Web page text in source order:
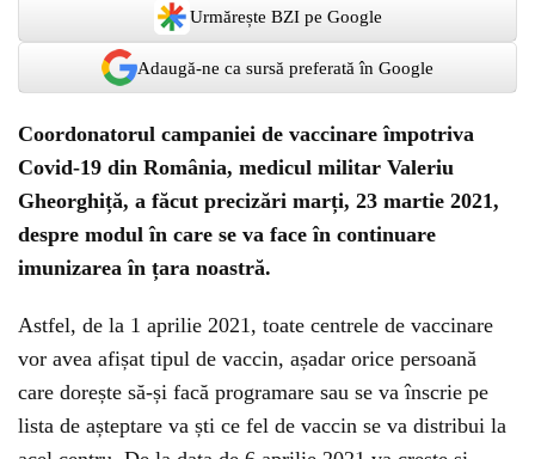
Urmărește BZI pe Google
Adaugă-ne ca sursă preferată în Google
Coordonatorul campaniei de vaccinare împotriva
Covid-19 din România, medicul militar Valeriu
Gheorghiță, a făcut precizări marți, 23 martie 2021,
despre modul în care se va face în continuare
imunizarea în țara noastră.
Astfel, de la 1 aprilie 2021, toate centrele de vaccinare
vor avea afișat tipul de vaccin, așadar orice persoană
care dorește să-și facă programare sau se va înscrie pe
lista de așteptare va ști ce fel de vaccin se va distribui la